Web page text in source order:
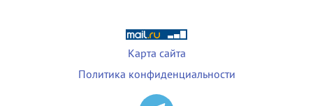
Карта сайта
Политика конфиденциальности